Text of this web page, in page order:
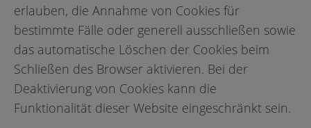
erlauben, die Annahme von Cookies für
bestimmte Fälle oder generell ausschließen sowie
das automatische Löschen der Cookies beim
Schließen des Browser aktivieren. Bei der
Deaktivierung von Cookies kann die
Funktionalität dieser Website eingeschränkt sein.